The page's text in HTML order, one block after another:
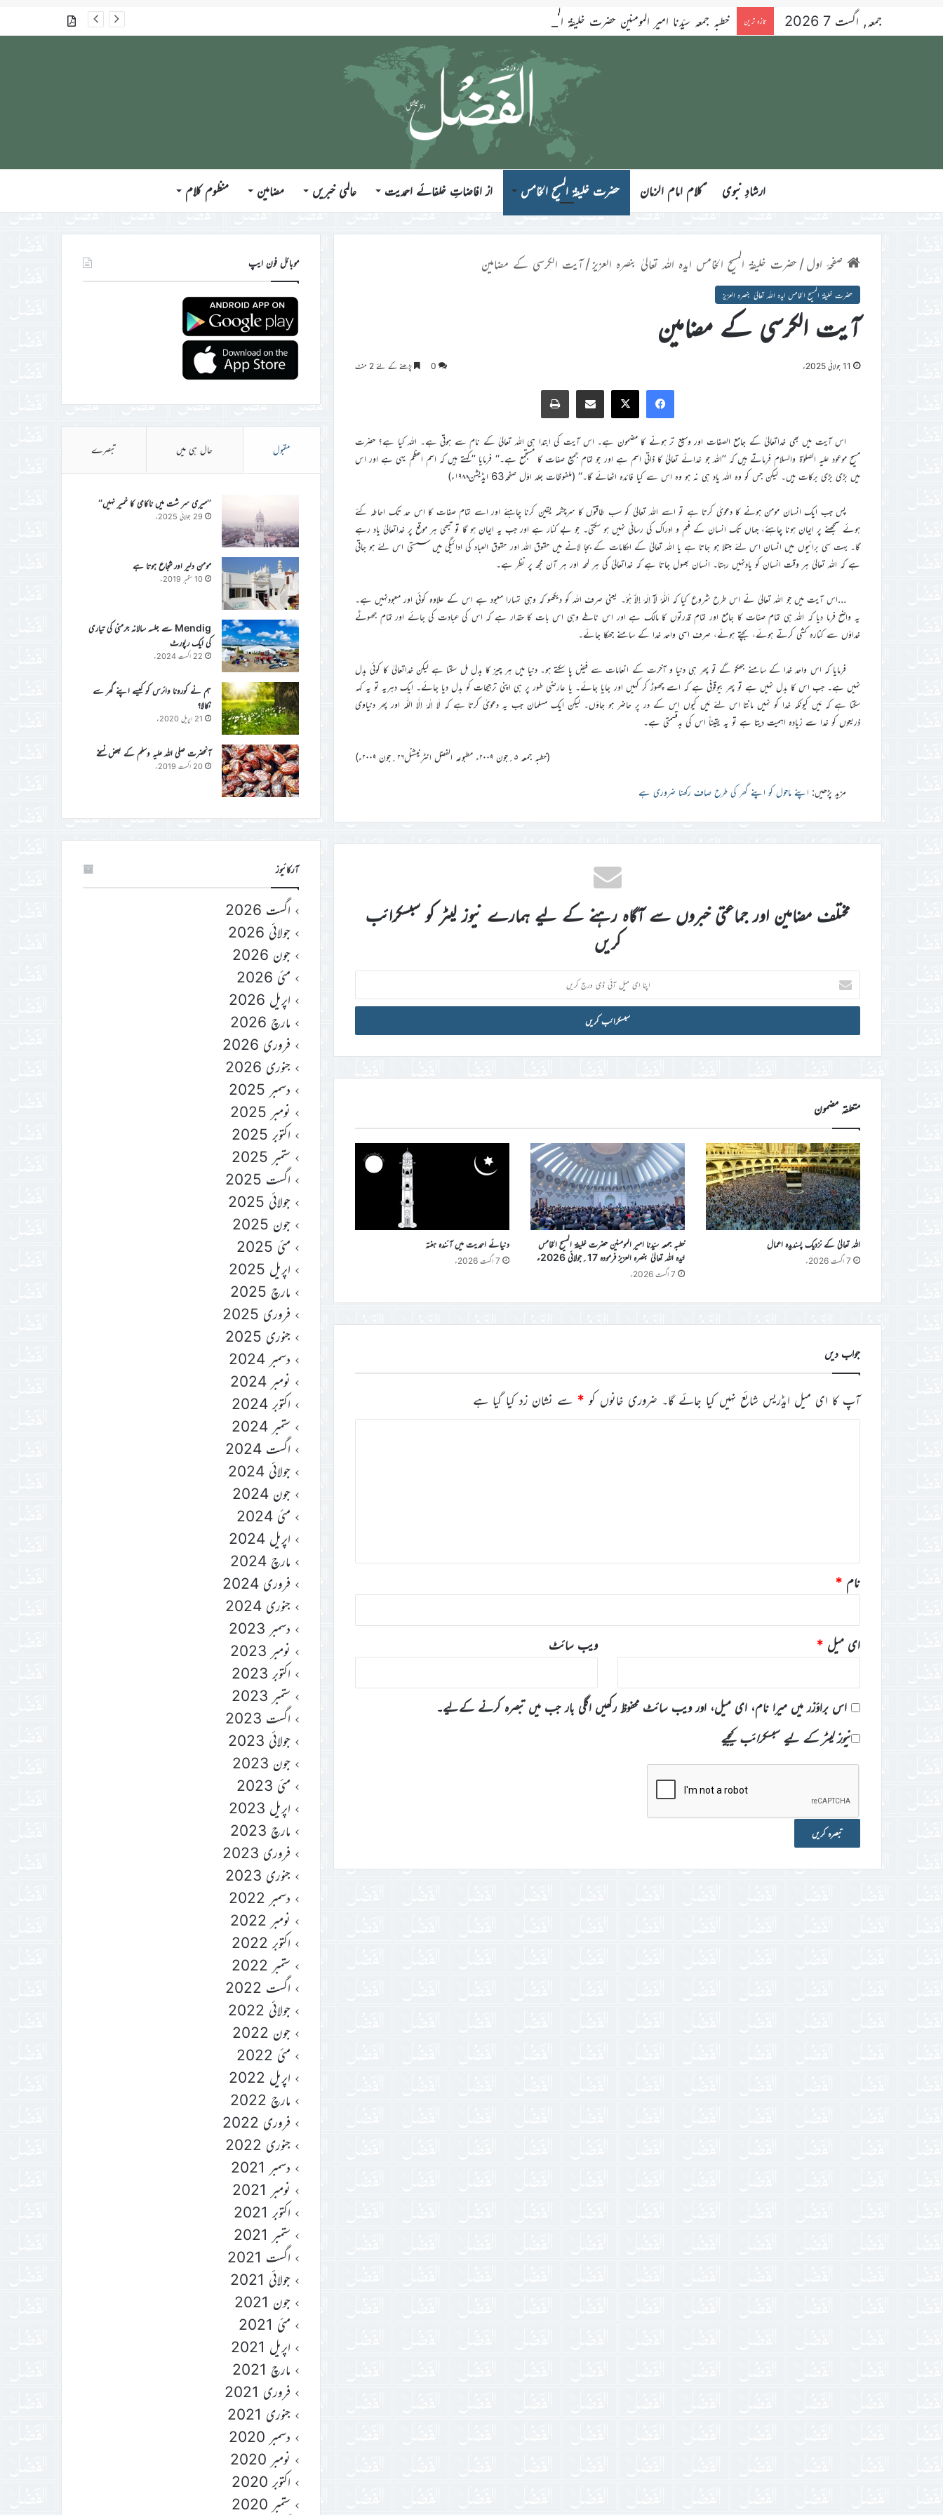
جمعہ, اگست 7 2026 تازہ ترین خطبہ جمعہ سیّدنا امیر المومنین حضرت خلیفۃ المسیح الخامس ایّدہ اللہ تعالیٰ بنصرہ العزیز فرمودہ 17؍جولائی 2026ء گذشتہ شمارے
ارشادِ نبوی ؑکلام امام الزمان حضرت خلیفۃ المسیح الخامس از افاضاتِ خلفائے احمدیت عالمی خبریں مضامین منظوم کلام
صفحۂ اول/حضرت خلیفۃ المسیح الخامس ایدہ اللہ تعالیٰ بنصرہ العزیز/آیت الکرسی کے مضامین
حضرت خلیفۃ المسیح الخامس ایدہ اللہ تعالیٰ بنصرہ العزیز
آیت الکرسی کے مضامین
11 جولائی 2025ء 0 پڑھنے کے لئے 2 منٹ
Facebook
X
Share via Email
Print
اس آیت میں بھی خداتعالیٰ کے جامع الصفات اور وسیع تر ہونے کا مضمون ہے۔ اس آیت کی ابتدا ہی اللہ تعالیٰ کے نام سے ہوتی ہے۔ اللہ کیا ہے؟ حضرت
مسیح موعود علیہ الصلوٰۃ والسلام فرماتے ہیں کہ ’’اللہ جو خدائے تعالیٰ کا ذاتی اسم ہے اور جو تمام جمیع صفات کا مستجمع ہے۔‘‘ فرمایا ’’کہتے ہیں کہ اسم اعظم یہی ہے اور اس
میں بڑی بڑی برکات ہیں۔ لیکن جس کو وہ اللہ یاد ہی نہ ہو وہ اس سے کیا فائدہ اٹھائے گا۔‘‘ (ملفوظات جلد اوّل صفحہ63 ایڈیشن۱۹۸۸ء)
پس جب ایک انسان مومن ہونے کا دعویٰ کرتا ہے تو اسے اللہ تعالیٰ کو سب طاقتوں کا سرچشمہ یقین کرنا چاہئے اور اسے تمام صفات کا اس حد تک احاطہ کئے
ہوئے سمجھنے پر ایمان ہونا چاہئے، جہاں تک انسان کے فہم و ادراک کی رسائی نہیں ہو سکتی۔ جو بے کنار ہے اور جب یہ ایمان ہو گا تو تبھی ہر موقع پر خداتعالیٰ یاد رہے
گا۔ بہت سی برائیوں میں انسان اس لئے مبتلا ہو جاتا ہے یا اللہ تعالیٰ کے احکامات کے بجا لانے میں حقوق اللہ اور حقوق العباد کی ادائیگی میں سستی اس لئے ہو جاتی
ہے کہ اللہ تعالیٰ ہر وقت انسان کو یادنہیں رہتا۔ انسان بھول جاتا ہے کہ خداتعالیٰ کی ہر لمحہ اور ہر آن مجھ پر نظر ہے۔
…اس آیت میں جو اللہ تعالیٰ نے اس طرح شروع کیا کہ اَللّٰہُ لَآ اِلٰـہَ إِلاَّ ہُوَ۔ یعنی صرف اللہ کو دیکھو کہ وہی تمہارا معبود ہے اس کے علاوہ کوئی اور معبودنہیں ہے۔
یہ واضح فرما دیا کہ اللہ ہی تمام صفات کا جامع اور تمام قدرتوں کا مالک ہے اور اس ناطے وہی اس بات کا حقدار ہے کہ اس کی عبادت کی جائے اور تمام جھوٹے
خداؤں سے کنارہ کشی کرتے ہوئے، بچتے ہوئے، صرف اسی واحد خدا کے سامنے جھکا جائے۔
فرمایا کہ اس واحد خدا کے سامنے جھکو گے تو پھر ہی دنیا و آخرت کے انعامات سے فیض پا سکتے ہو۔ دنیا میں ہر چیز کا بدل مل سکتا ہے لیکن خداتعالیٰ کا کوئی بدل
نہیں ہے۔ جب اس کا بدل نہیں ہے تو پھر بیوقوفی ہے کہ اسے چھوڑ کر کہیں اور جایا جائے۔ یا عارضی طور پر ہی اپنی ترجیحات کو بدل دیا جائے۔ ایک دہریہ تو یہ کہہ
سکتا ہے کہ مَیں کیونکہ خدا کو نہیں مانتا اس لئے مَیں کیوں اس کے در پر حاضر ہو جاؤں۔ لیکن ایک مسلمان جب یہ دعویٰ کرتا ہے کہ لَا اِلٰہَ اِلَّا اللّٰہ اور پھر دنیاوی
ذریعوں کو خدا سے زیادہ اہمیت دیتا ہے تو یہ یقیناً اس کی بدقسمتی ہے۔
(خطبہ جمعہ ۵؍جون ۲۰۰۹ء مطبوعہ الفضل انٹرنیشنل۲۶؍جون ۲۰۰۹ء)
مزید پڑھیں: اپنے ماحول کو اپنے گھر کی طرح صاف رکھنا ضروری ہے
مختلف مضامین اور جماعتی خبروں سے آگاہ رہنے کے لیے ہمارے نیوز لیٹر کو سبسکرائب
کریں
اپنا
ای
میل
ڈی
متعلقہ مضمون
اللہ تعالیٰ کے نزدیک پسندیدہ اعمال
7 اگست 2026ء
خطبہ جمعہ سیّدنا امیر المومنین حضرت خلیفۃ المسیح الخامس
ایّدہ اللہ تعالیٰ بنصرہ العزیز فرمودہ 17؍جولائی 2026ء
7 اگست 2026ء
دنیائے احمدیت میں آئندہ ہفتہ
7 اگست 2026ء
جواب دیں
آپ کا ای میل ایڈریس شائع نہیں کیا جائے گا۔ ضروری خانوں کو * سے نشان زد کیا گیا ہے
نام *
ای میل * ویب‌ سائٹ
اس براؤزر میں میرا نام، ای میل، اور ویب سائٹ محفوظ رکھیں اگلی بار جب میں تبصرہ کرنے کےلیے۔
نیوز لیٹر کے لیے سبسکرائب کیجیے
موبائل فون ایپ
مقبول حال ہی میں تبصرے
’’میری سر شت میں ناکامی کا خمیر نہیں‘‘
29 جولائی 2025ء
مومن دلیر اور شجاع ہوتا ہے
10 ستمبر 2019ء
Mendig سے جلسہ سالانہ جرمنی کی تیاری
کی ایک رپورٹ
22 اگست 2024ء
ہم نے کورونا وائرس کو کیسے اپنے گھر سے
نکالا؟
21 اپریل 2020ء
آنحضرت صلی اللہ علیہ وسلم کے بعض نسخے
20 اگست 2019ء
آرکائیوز
اگست 2026
جولائی 2026
جون 2026
مئی 2026
اپریل 2026
مارچ 2026
فروری 2026
جنوری 2026
دسمبر 2025
نومبر 2025
اکتوبر 2025
ستمبر 2025
اگست 2025
جولائی 2025
جون 2025
مئی 2025
اپریل 2025
مارچ 2025
فروری 2025
جنوری 2025
دسمبر 2024
نومبر 2024
اکتوبر 2024
ستمبر 2024
اگست 2024
جولائی 2024
جون 2024
مئی 2024
اپریل 2024
مارچ 2024
فروری 2024
جنوری 2024
دسمبر 2023
نومبر 2023
اکتوبر 2023
ستمبر 2023
اگست 2023
جولائی 2023
جون 2023
مئی 2023
اپریل 2023
مارچ 2023
فروری 2023
جنوری 2023
دسمبر 2022
نومبر 2022
اکتوبر 2022
ستمبر 2022
اگست 2022
جولائی 2022
جون 2022
مئی 2022
اپریل 2022
مارچ 2022
فروری 2022
جنوری 2022
دسمبر 2021
نومبر 2021
اکتوبر 2021
ستمبر 2021
اگست 2021
جولائی 2021
جون 2021
مئی 2021
اپریل 2021
مارچ 2021
فروری 2021
جنوری 2021
دسمبر 2020
نومبر 2020
اکتوبر 2020
ستمبر 2020